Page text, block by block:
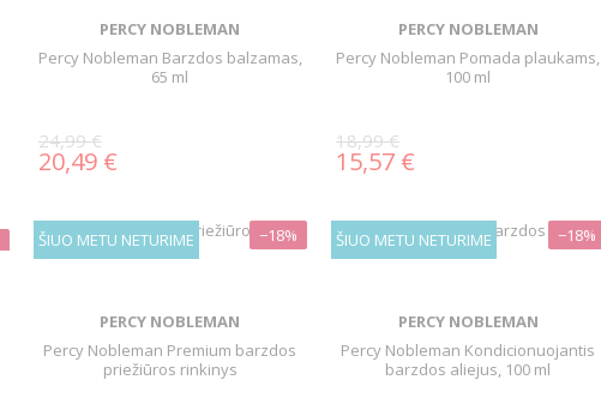
PERCY NOBLEMAN
Percy Nobleman Barzdos balzamas,
65 ml
24,99 €
20,49 €
PERCY NOBLEMAN
Percy Nobleman Pomada plaukams,
100 ml
18,99 €
15,57 €
ŠIUO METU NETURIME −18%
PERCY NOBLEMAN
Percy Nobleman Premium barzdos
priežiūros rinkinys
ŠIUO METU NETURIME −18%
PERCY NOBLEMAN
Percy Nobleman Kondicionuojantis
barzdos aliejus, 100 ml